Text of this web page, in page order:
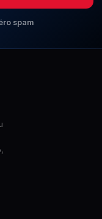
spam